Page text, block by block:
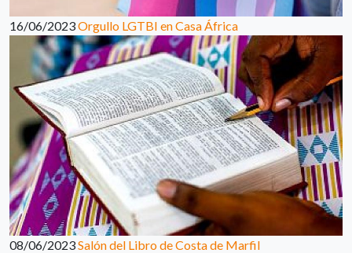
16/06/2023Orgullo LGTBI en Casa África
08/06/2023Salón del Libro de Costa de Marfil